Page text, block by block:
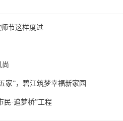
节这样度过
尚
家”，碧江筑梦幸福新家园
民·追梦桥”工程